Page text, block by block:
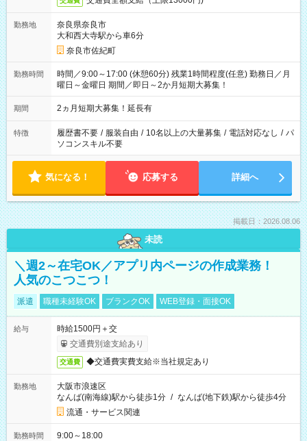
勤務地
奈良県奈良市
大和西大寺駅から車6分
奈良市佐紀町
勤務時間
時間／9:00～17:00 (休憩60分) 残業1時間程度(任意) 勤務日／月
曜日～金曜日 期間／即日～2か月短期大募集！
期間 2ヵ月短期大募集！延長有
特徴 履歴書不要 / 服装自由 / 10名以上の大量募集 / 電話対応なし / パ
ソコンスキル不要
気になる！ 応募する 詳細へ
掲載日：2026.08.06
未読
＼週2～在宅OK／アプリ内ページの作成業務！
人気のこつこつ！
派遣 職種未経験OK ブランクOK WEB登録・面接OK
給与
時給1500円＋交
交通費別途支給あり
交通費 ◆交通費実費支給※当社規定あり
勤務地
大阪市浪速区
なんば(南海線)駅から徒歩1分 / なんば(地下鉄)駅から徒歩4分
流通・サービス関連
勤務時間 9:00～18:00